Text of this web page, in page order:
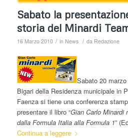
Sabato la
storia del Minardi
16 Marzo 2010 / in News / da Redazione
Sabato 20
Bigari della Residenza municipale in
Faenza si tiene una conferenza
presentare il libro “Gian Carlo Minardi
dalla Formula Italia alla Formula 1”
Continua a leggere